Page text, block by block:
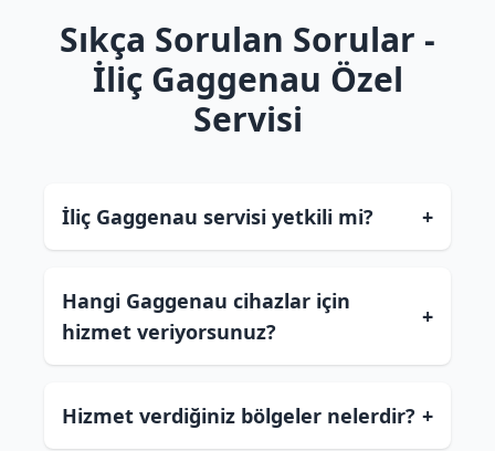
Sıkça Sorulan Sorular -
İliç Gaggenau Özel
Servisi
İliç Gaggenau servisi yetkili mi? +
Hangi Gaggenau cihazlar için
hizmet veriyorsunuz?
+
Hizmet verdiğiniz bölgeler nelerdir? +